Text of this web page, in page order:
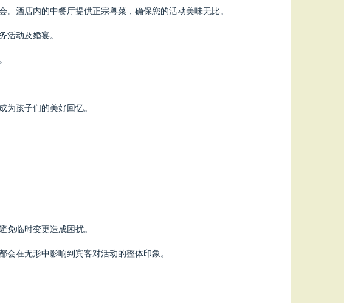
酒店内的中餐厅提供正宗粤菜，确保您的活动美味无比。
动及婚宴。
孩子们的美好回忆。
临时变更造成困扰。
在无形中影响到宾客对活动的整体印象。